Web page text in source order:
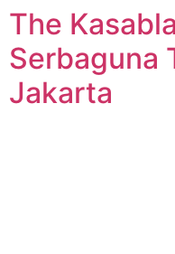
The
Serbaguna
Jakarta